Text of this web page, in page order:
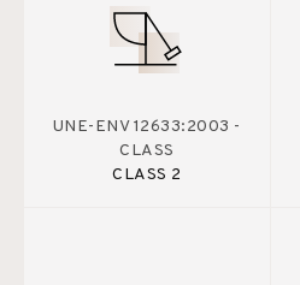
UNE-ENV 12633:2003 -
CLASS
CLASS 2